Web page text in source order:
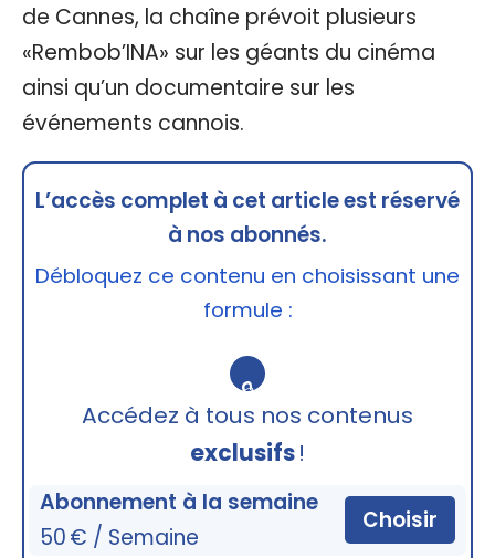
de Cannes, la chaîne prévoit plusieurs
«Rembob’INA» sur les géants du cinéma
ainsi qu’un documentaire sur les
événements cannois.
L’accès complet à cet article est réservé
à nos abonnés.
Débloquez ce contenu en choisissant une
formule :
🔒
Accédez à tous nos contenus
exclusifs!
Abonnement à la semaine
50 € / Semaine
Choisir